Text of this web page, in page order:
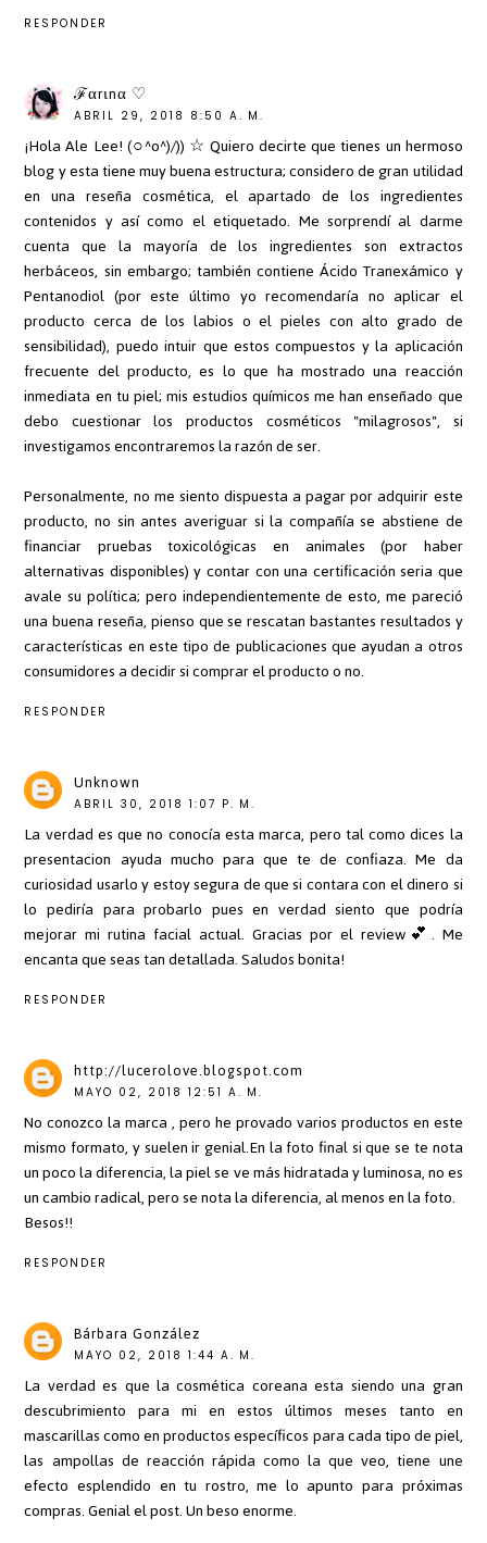
RESPONDER
ℱαrιnα ♡
ABRIL 29, 2018 8:50 A. M.
¡Hola Ale Lee! (○^o^)/)) ☆ Quiero decirte que tienes un hermoso
blog y esta tiene muy buena estructura; considero de gran utilidad
en una reseña cosmética, el apartado de los ingredientes
contenidos y así como el etiquetado. Me sorprendí al darme
cuenta que la mayoría de los ingredientes son extractos
herbáceos, sin embargo; también contiene Ácido Tranexámico y
Pentanodiol (por este último yo recomendaría no aplicar el
producto cerca de los labios o el pieles con alto grado de
sensibilidad), puedo intuir que estos compuestos y la aplicación
frecuente del producto, es lo que ha mostrado una reacción
inmediata en tu piel; mis estudios químicos me han enseñado que
debo cuestionar los productos cosméticos "milagrosos", si
investigamos encontraremos la razón de ser.
Personalmente, no me siento dispuesta a pagar por adquirir este
producto, no sin antes averiguar si la compañía se abstiene de
financiar pruebas toxicológicas en animales (por haber
alternativas disponibles) y contar con una certificación seria que
avale su política; pero independientemente de esto, me pareció
una buena reseña, pienso que se rescatan bastantes resultados y
características en este tipo de publicaciones que ayudan a otros
consumidores a decidir si comprar el producto o no.
RESPONDER
Unknown
ABRIL 30, 2018 1:07 P. M.
La verdad es que no conocía esta marca, pero tal como dices la
presentacion ayuda mucho para que te de confiaza. Me da
curiosidad usarlo y estoy segura de que si contara con el dinero si
lo pediría para probarlo pues en verdad siento que podría
mejorar mi rutina facial actual. Gracias por el review💕. Me
encanta que seas tan detallada. Saludos bonita!
RESPONDER
http://lucerolove.blogspot.com
MAYO 02, 2018 12:51 A. M.
No conozco la marca , pero he provado varios productos en este
mismo formato, y suelen ir genial.En la foto final si que se te nota
un poco la diferencia, la piel se ve más hidratada y luminosa, no es
un cambio radical, pero se nota la diferencia, al menos en la foto.
Besos!!
RESPONDER
Bárbara González
MAYO 02, 2018 1:44 A. M.
La verdad es que la cosmética coreana esta siendo una gran
descubrimiento para mi en estos últimos meses tanto en
mascarillas como en productos específicos para cada tipo de piel,
las ampollas de reacción rápida como la que veo, tiene une
efecto esplendido en tu rostro, me lo apunto para próximas
compras. Genial el post. Un beso enorme.